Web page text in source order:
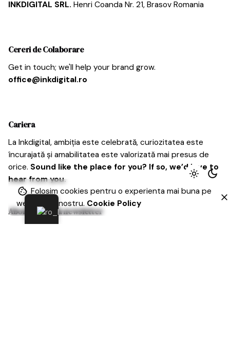
INKDIGITAL SRL. Henri Coanda Nr. 21, Brasov Romania
Cereri de Colaborare
Get in touch; we'll help your brand grow.
office@inkdigital.ro
Cariera
La Inkdigital, ambiția este celebrată, curiozitatea este
încurajată și amabilitatea este valorizată mai presus de
orice. Sound like the place for you? If so, we’d love to
hear from you.
Aboneaza-te la newsletter
Folosim cookies pentru o experienta mai buna pe
website-ul nostru. Cookie Policy